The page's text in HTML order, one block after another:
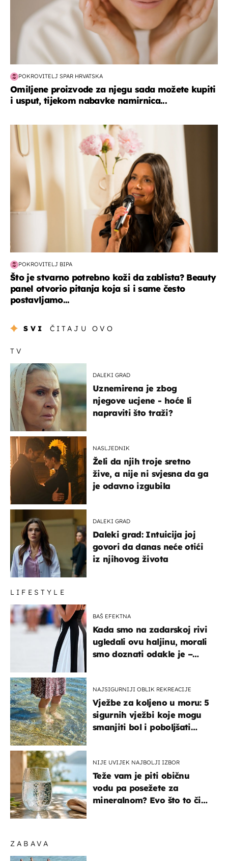
POKROVITELJ SPAR HRVATSKA
Omiljene proizvode za njegu sada možete kupiti
i usput, tijekom nabavke namirnica...
moda & ljepota
POKROVITELJ BIPA
Što je stvarno potrebno koži da zablista? Beauty
panel otvorio pitanja koja si i same često
postavljamo...
SVI ČITAJU OVO
ZABAVA
TV
DALEKI GRAD
Uznemirena je zbog
njegove ucjene - hoće li
napraviti što traži?
NASLJEDNIK
Želi da njih troje sretno
žive, a nije ni svjesna da ga
je odavno izgubila
DALEKI GRAD
Daleki grad: Intuicija joj
govori da danas neće otići
iz njihovog života
LIFESTYLE
BAŠ EFEKTNA
Kada smo na zadarskoj rivi
ugledali ovu haljinu, morali
smo doznati odakle je –
NAJSIGURNIJI OBLIK REKREACIJE
Vježbe za koljeno u moru: 5
sigurnih vježbi koje mogu
smanjiti bol i poboljšati
NIJE UVIJEK NAJBOLJI IZBOR
Teže vam je piti običnu
vodu pa posežete za
mineralnom? Evo što to čini